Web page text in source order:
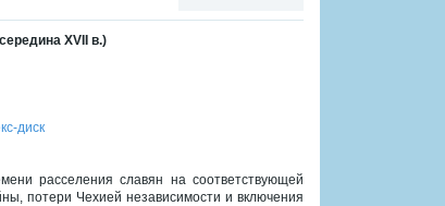
XVII в.)
диск
расселения славян на соответствующей
потери Чехией независимости и включения